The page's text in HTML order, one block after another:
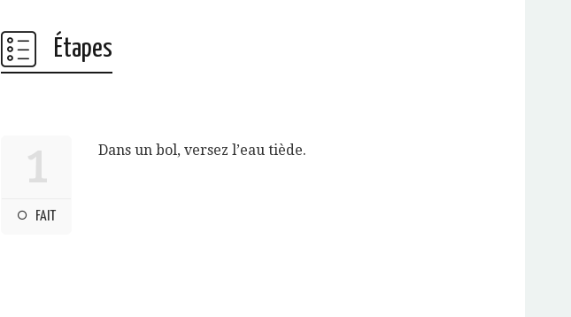
Étapes
1
FAIT
Dans un bol, versez l’eau tiède.